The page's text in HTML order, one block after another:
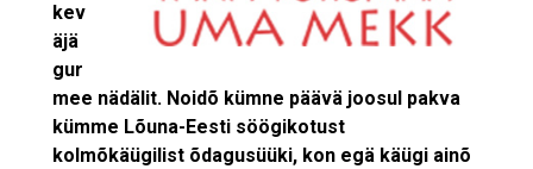
kev
äjä
gur
mee nädälit. Noidõ kümne päävä joosul pakva
kümme Lõuna-Eesti söögikotust
kolmõkäügilist õdagusüüki, kon egä käügi ainõ